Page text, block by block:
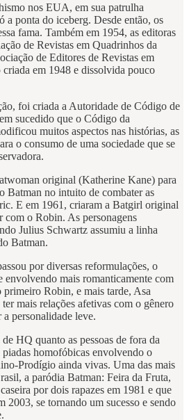
nos EUA, em sua patrulha
ponta do iceberg. Desde então, os
fama. Também em 1954, as editoras
de Revistas em Quadrinhos da
de Editores de Revistas em
em 1948 e dissolvida pouco
foi criada a Autoridade de Código de
sucedido que o Código da
muitos aspectos nas histórias, as
o consumo de uma sociedade que se
original (Katherine Kane) para
Batman no intuito de combater as
E em 1961, criaram a Batgirl original
com o Robin. As personagens
Julius Schwartz assumiu a linha
Batman.
por diversas reformulações, o
envolvendo mais romanticamente com
Robin, e mais tarde, Asa
mais relações afetivas com o gênero
personalidade leve.
HQ quanto as pessoas de fora da
homofóbicas envolvendo o
Prodígio ainda vivas. Uma das mais
a paródia Batman: Feira da Fruta,
por dois rapazes em 1981 e que
2003, se tornando um sucesso e sendo